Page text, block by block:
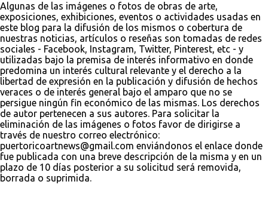
Algunas de las imágenes o fotos de obras de arte,
exposiciones, exhibiciones, eventos o actividades usadas en
este blog para la difusión de los mismos o cobertura de
nuestras noticias, artículos o reseñas son tomadas de redes
sociales - Facebook, Instagram, Twitter, Pinterest, etc - y
utilizadas bajo la premisa de interés informativo en donde
predomina un interés cultural relevante y el derecho a la
libertad de expresión en la publicación y difusión de hechos
veraces o de interés general bajo el amparo que no se
persigue ningún fin económico de las mismas. Los derechos
de autor pertenecen a sus autores. Para solicitar la
eliminación de las imágenes o fotos favor de dirigirse a
través de nuestro correo electrónico:
puertoricoartnews@gmail.com enviándonos el enlace donde
fue publicada con una breve descripción de la misma y en un
plazo de 10 días posterior a su solicitud será removida,
borrada o suprimida.